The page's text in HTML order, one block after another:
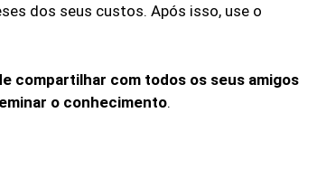
dos seus custos. Após isso, use o
compartilhar com todos os seus amigos
o conhecimento.